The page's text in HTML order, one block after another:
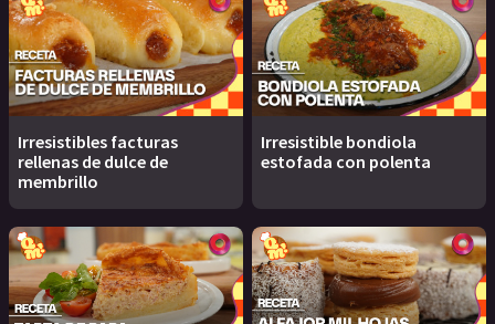
Irresistibles facturas
rellenas de dulce de
membrillo
Irresistible bondiola
estofada con polenta